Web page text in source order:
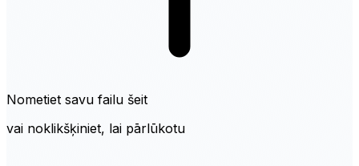
Nometiet savu failu šeit
vai noklikšķiniet, lai pārlūkotu